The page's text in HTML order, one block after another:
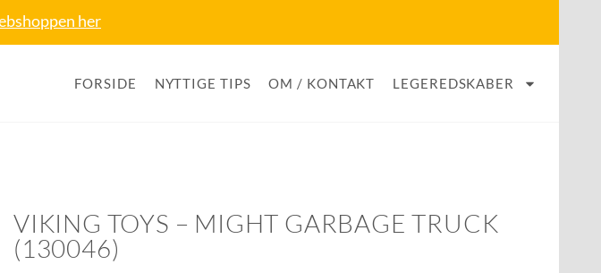
her
FORSIDE NYTTIGE TIPS OM / KONTAKT LEGEREDSKABER
VIKING TOYS – MIGHT GARBAGE TRUCK
(130046)